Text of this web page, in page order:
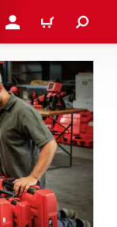
ВЛЕЗ ИЛИ СЕ
КОЛИЧКА